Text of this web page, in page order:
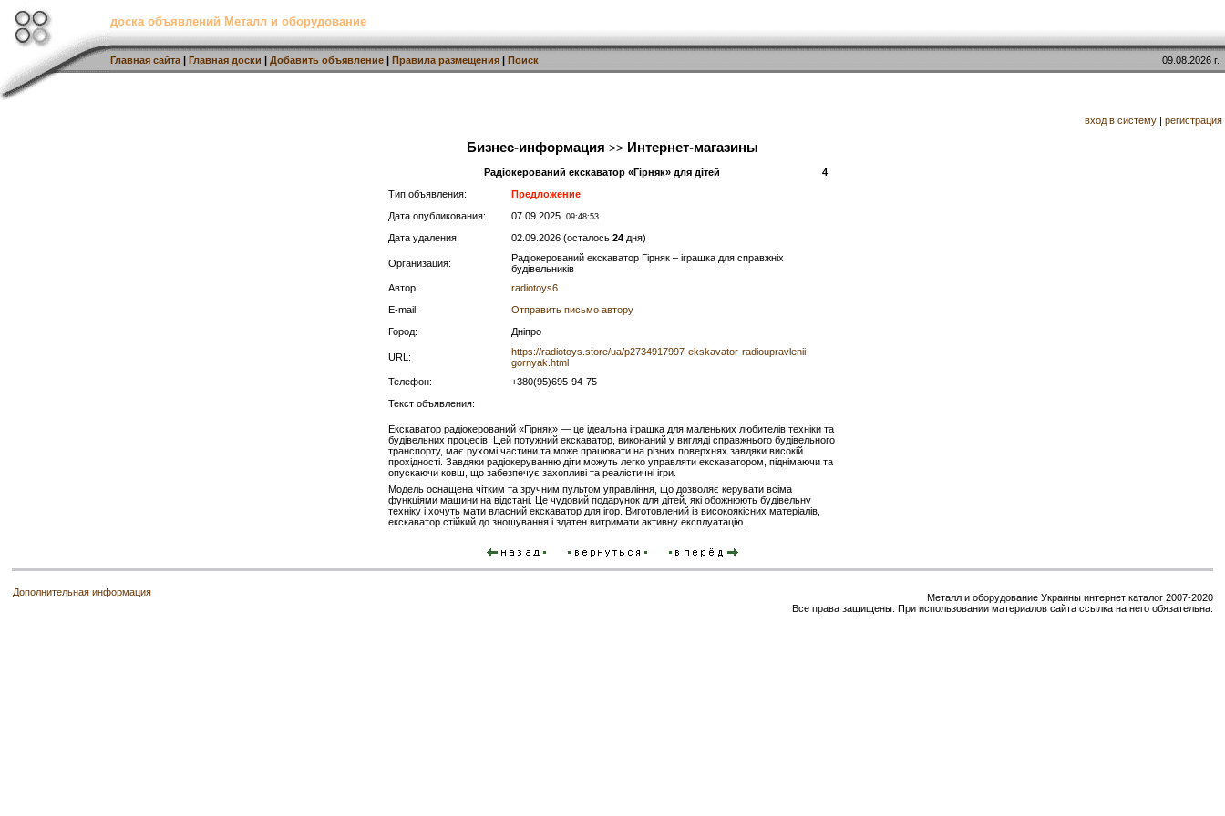
доска объявлений Металл и оборудование
Главная сайта | Главная доски | Добавить объявление | Правила размещения | Поиск 09.08.2026 г.
вход в систему | регистрация
Бизнес-информация >> Интернет-магазины
Радіокерований екскаватор «Гірняк» для дітей
4
Тип объявления:
Предложение
Дата опубликования:
07.09.2025 09:48:53
Дата удаления: 02.09.2026 (осталось 24 дня)
Организация:
Радіокерований екскаватор Гірняк – іграшка для справжніх
будівельників
Автор:
radiotoys6
E-mail:
Отправить письмо автору
Город:
Дніпро
URL:
https://radiotoys.store/ua/p2734917997-ekskavator-radioupravlenii-
gornyak.html
Телефон:
+380(95)695-94-75
Текст объявления:
Екскаватор радіокерований «Гірняк» — це ідеальна іграшка для маленьких любителів техніки та
будівельних процесів. Цей потужний екскаватор, виконаний у вигляді справжнього будівельного
транспорту, має рухомі частини та може працювати на різних поверхнях завдяки високій
прохідності. Завдяки радіокеруванню діти можуть легко управляти екскаватором, піднімаючи та
опускаючи ковш, що забезпечує захопливі та реалістичні ігри.
Модель оснащена чітким та зручним пультом управління, що дозволяє керувати всіма
функціями машини на відстані. Це чудовий подарунок для дітей, які обожнюють будівельну
техніку і хочуть мати власний екскаватор для ігор. Виготовлений із високоякісних матеріалів,
екскаватор стійкий до зношування і здатен витримати активну експлуатацію.
Дополнительная информация
Металл и оборудование Украины интернет каталог 2007-2020
Все права защищены. При использовании материалов сайта ссылка на него обязательна.